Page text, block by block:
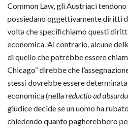
Common Law, gli Austriaci tendono
possiedano oggettivamente diritti
volta che specifichiamo questi
economica. Al contrario, alcune
di quello che potrebbe essere
Chicago” direbbe che
stessi dovrebbe essere
economica (nellareductio ad
giudice decide se un uomo ha
chiedendo quanto pagherebbero